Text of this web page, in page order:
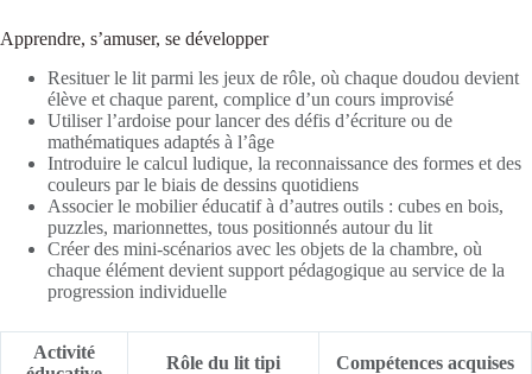
Apprendre, s’amuser, se développer
Resituer le lit parmi les jeux de rôle, où chaque doudou devient
élève et chaque parent, complice d’un cours improvisé
Utiliser l’ardoise pour lancer des défis d’écriture ou de
mathématiques adaptés à l’âge
Introduire le calcul ludique, la reconnaissance des formes et des
couleurs par le biais de dessins quotidiens
Associer le mobilier éducatif à d’autres outils : cubes en bois,
puzzles, marionnettes, tous positionnés autour du lit
Créer des mini-scénarios avec les objets de la chambre, où
chaque élément devient support pédagogique au service de la
progression individuelle
Activité
Rôle du lit tipi Compétences acquises